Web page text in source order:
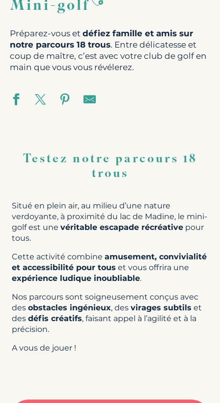
Mini-golf
Préparez-vous et défiez famille et amis sur
notre parcours 18 trous. Entre délicatesse et
coup de maître, c’est avec votre club de golf en
main que vous vous révélerez.
Testez notre parcours 18
trous
Situé en plein air, au milieu d’une nature
verdoyante, à proximité du lac de Madine, le mini-
golf est une véritable escapade récréative pour
tous.
Cette activité combine amusement, convivialité
et accessibilité pour tous et vous offrira une
expérience ludique inoubliable.
Nos parcours sont soigneusement conçus avec
des obstacles ingénieux, des virages subtils et
des défis créatifs, faisant appel à l’agilité et à la
précision.
A vous de jouer !